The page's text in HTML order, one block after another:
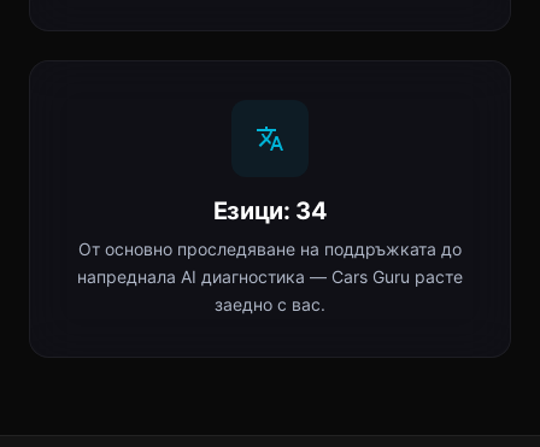
Езици: 34
От основно проследяване на поддръжката до
напреднала AI диагностика — Cars Guru расте
заедно с вас.